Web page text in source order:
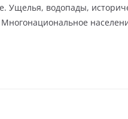
Ущелья, водопады,